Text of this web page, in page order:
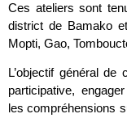
Ces ateliers sont
district de Bamako
Mopti, Gao,
L’objectif général
participative,
les compréhensions